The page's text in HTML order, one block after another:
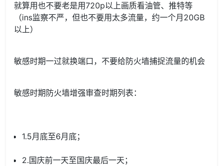
就算用也不要老是用720p以上画质看油管、推特等
（ins监察不严，但也不要用太多流量，约一个月20GB
以上）
敏感时期一过就换端口，不要给防火墙捕捉流量的机会
敏感时期防火墙增强审查时期列表：
1.5月底至6月底；
2.国庆前一天至国庆最后一天；